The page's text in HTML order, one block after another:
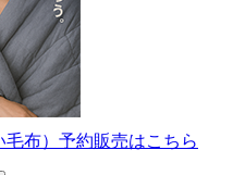
布）予約販売はこちら